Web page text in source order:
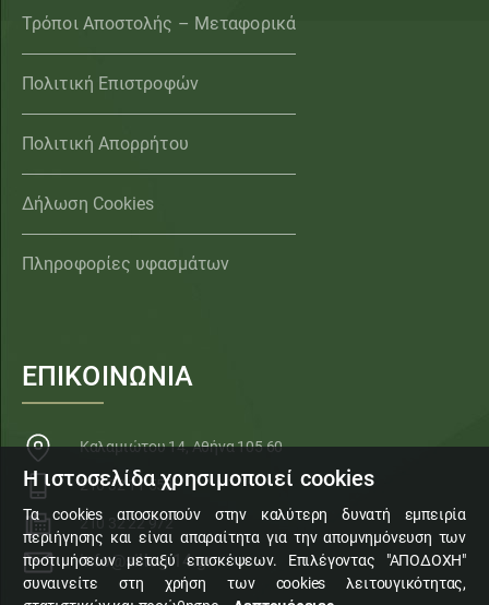
Τρόποι Αποστολής – Μεταφορικά
Πολιτική Επιστροφών
Πολιτική Απορρήτου
Δήλωση Cookies
Πληροφορίες υφασμάτων
ΕΠΙΚΟΙΝΩΝΙΑ
Καλαμιώτου 14, Αθήνα 105 60
210 32 11 553
210 32 22 972
info@sillogi14.gr
Η ιστοσελίδα χρησιμοποιεί cookies
Τα cookies αποσκοπούν στην καλύτερη δυνατή εμπειρία
περιήγησης και είναι απαραίτητα για την απομνημόνευση των
προτιμήσεων μεταξύ επισκέψεων. Επιλέγοντας "ΑΠΟΔΟΧΗ"
συναινείτε στη χρήση των cookies λειτουγικότητας,